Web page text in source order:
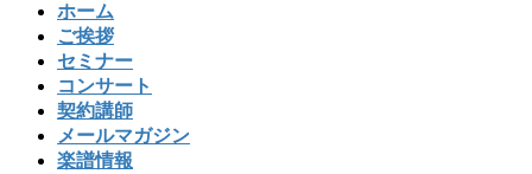
ホーム
ご挨拶
セミナー
コンサート
契約講師
メールマガジン
楽譜情報